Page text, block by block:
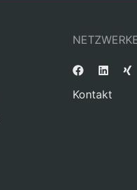
Kontakt